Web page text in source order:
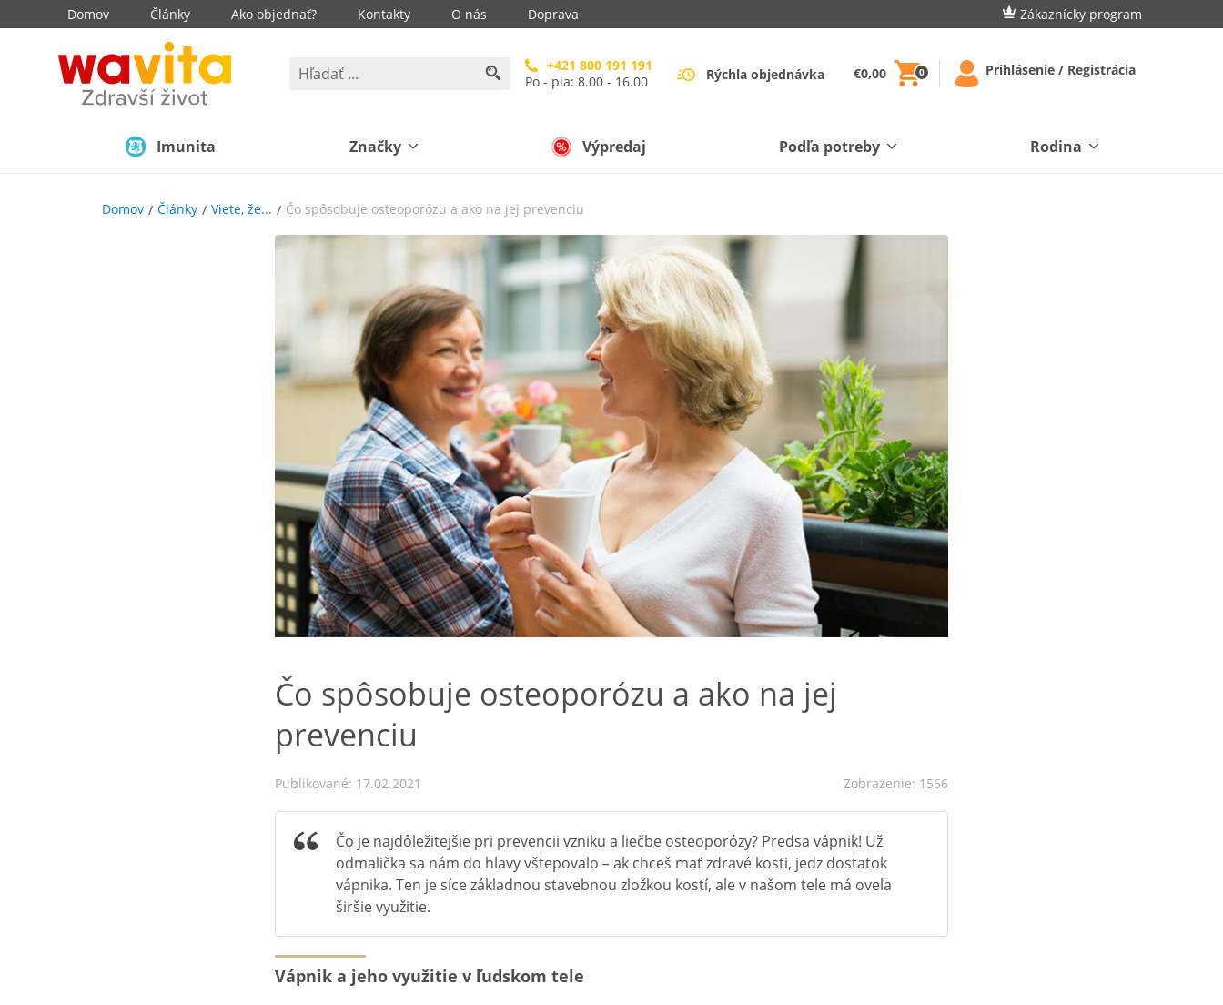
Domov Články Ako objednať? Kontakty O nás Doprava Zákaznícky program
+421 800 191 191
Po - pia: 8.00 - 16.00
Rýchla objednávka €0,00 0 Prihlásenie / Registrácia
Imunita Značky Výpredaj Podľa potreby Rodina
Domov Články Viete, že... Čo spôsobuje osteoporózu a ako na jej prevenciu
Čo spôsobuje osteoporózu a ako na jej
prevenciu
Publikované: 17.02.2021 Zobrazenie: 1566
Čo je najdôležitejšie pri prevencii vzniku a liečbe osteoporózy? Predsa vápnik! Už
odmalička sa nám do hlavy vštepovalo – ak chceš mať zdravé kosti, jedz dostatok
vápnika. Ten je síce základnou stavebnou zložkou kostí, ale v našom tele má oveľa
širšie využitie.
Vápnik a jeho využitie v ľudskom tele